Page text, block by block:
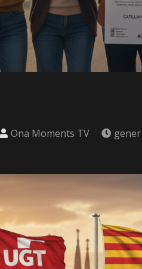
Ona Moments TV gener